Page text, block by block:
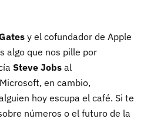
y el cofundador de Apple
algo que nos pille por
Steve Jobs al
en cambio,
hoy escupa el café. Si te
números o el futuro de la